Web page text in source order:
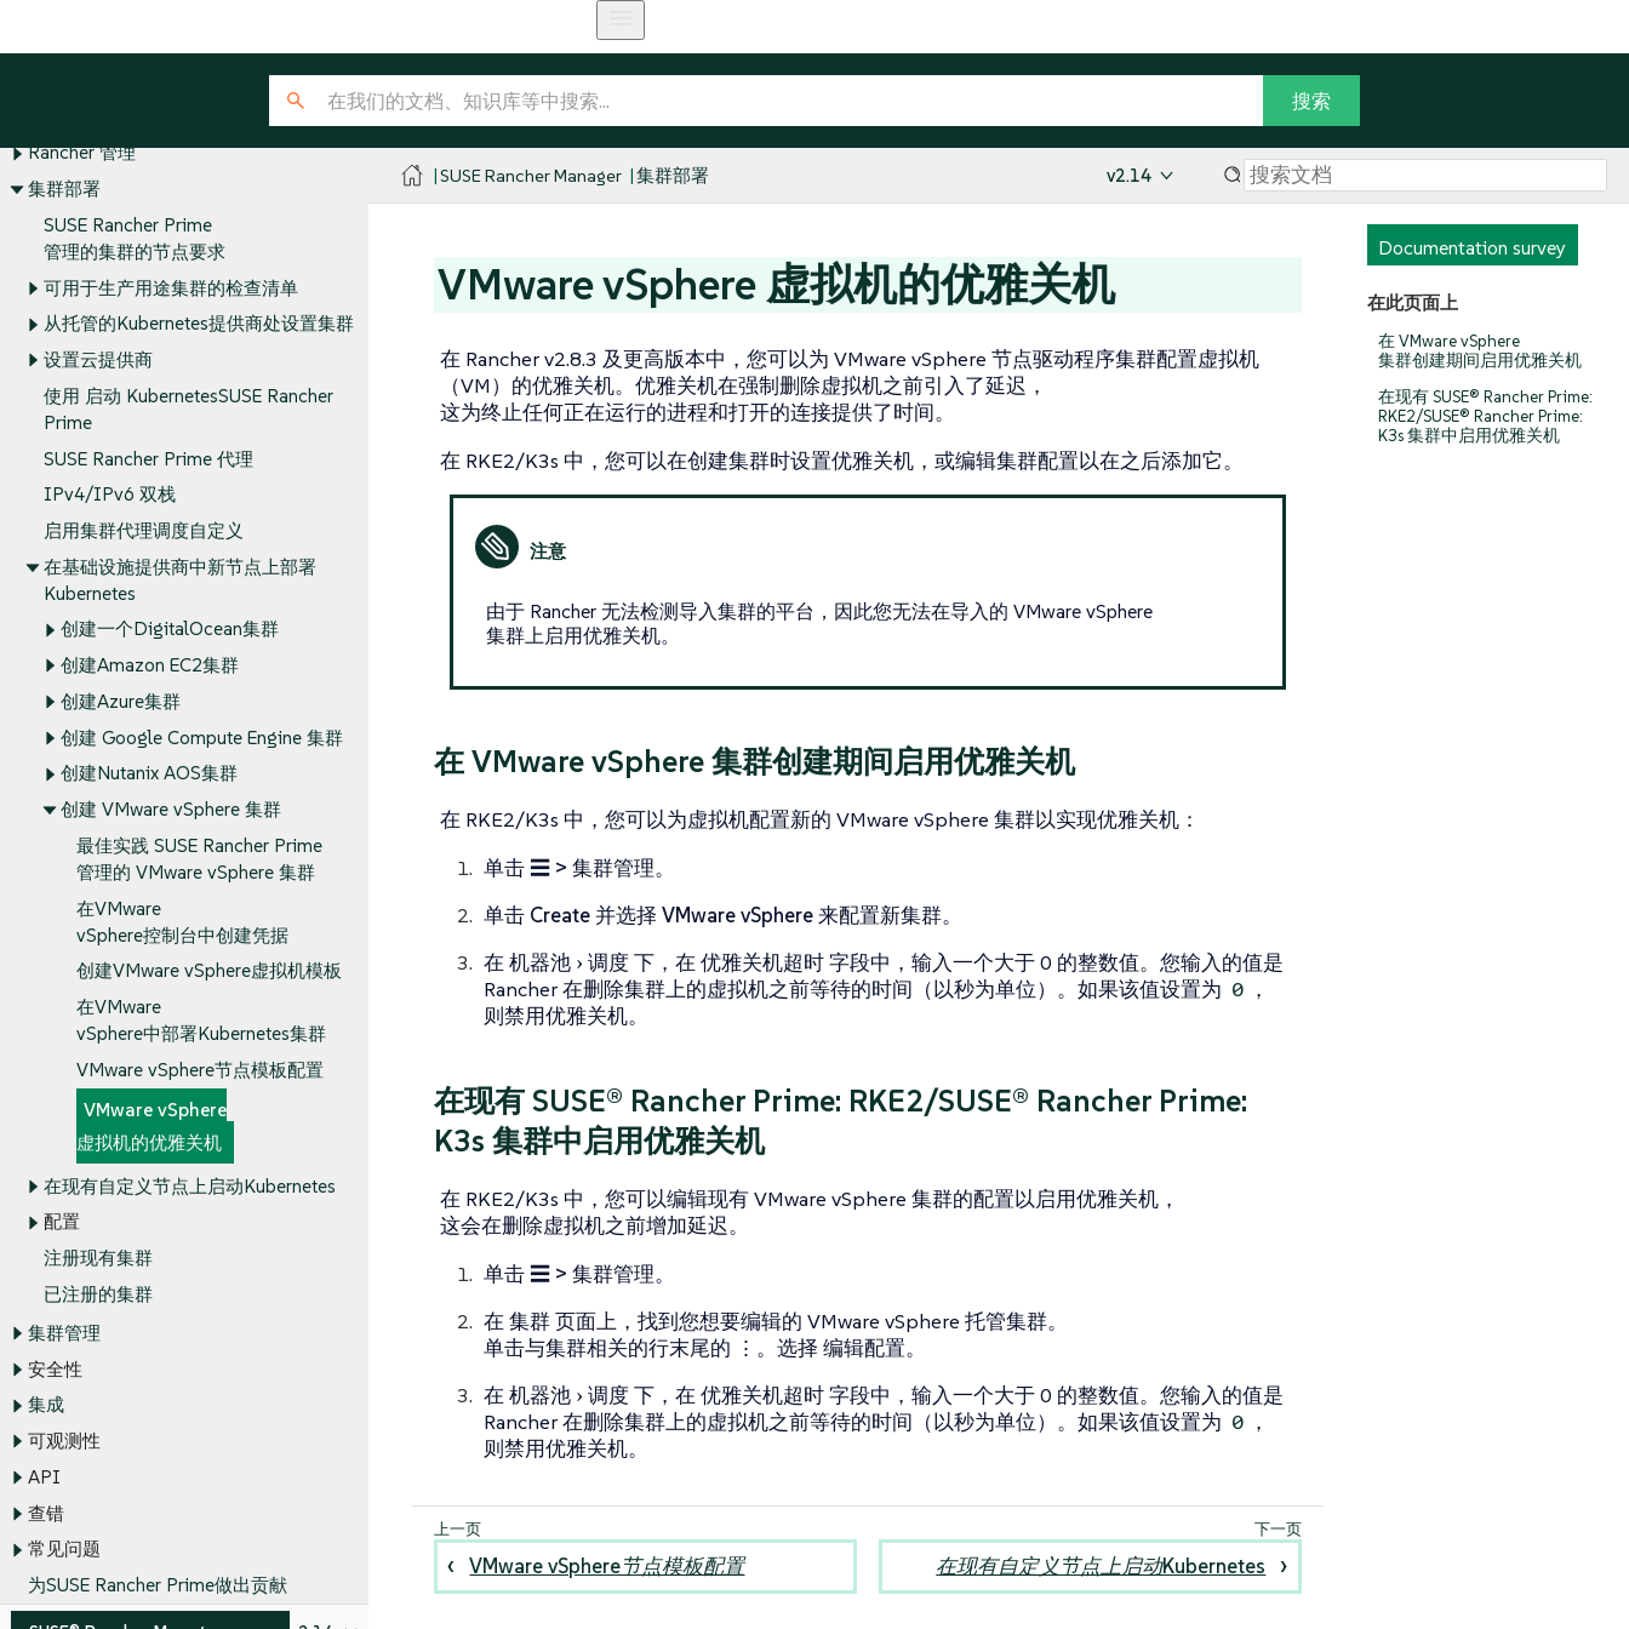
Rancher 管理
集群部署
SUSE Rancher Prime
管理的集群的节点要求
可用于生产用途集群的检查清单
从托管的Kubernetes提供商处设置集群
设置云提供商
使用 启动 KubernetesSUSE Rancher
Prime
SUSE Rancher Prime 代理
IPv4/IPv6 双栈
启用集群代理调度自定义
在基础设施提供商中新节点上部署
Kubernetes
创建一个DigitalOcean集群
创建Amazon EC2集群
创建Azure集群
创建 Google Compute Engine 集群
创建Nutanix AOS集群
创建 VMware vSphere 集群
最佳实践 SUSE Rancher Prime
管理的 VMware vSphere 集群
在VMware
vSphere控制台中创建凭据
创建VMware vSphere虚拟机模板
在VMware
vSphere中部署Kubernetes集群
VMware vSphere节点模板配置
VMware vSphere
虚拟机的优雅关机
在现有自定义节点上启动Kubernetes
配置
注册现有集群
已注册的集群
集群管理
安全性
集成
可观测性
API
查错
常见问题
为SUSE Rancher Prime做出贡献
SUSE Rancher Manager 集群部署 v2.14
Documentation survey
在此页面上
在 VMware vSphere
集群创建期间启用优雅关机
在现有 SUSE® Rancher Prime:
RKE2/SUSE® Rancher Prime:
K3s 集群中启用优雅关机
VMware vSphere 虚拟机的优雅关机
在 Rancher v2.8.3 及更高版本中，您可以为 VMware vSphere 节点驱动程序集群配置虚拟机
（VM）的优雅关机。优雅关机在强制删除虚拟机之前引入了延迟，
这为终止任何正在运行的进程和打开的连接提供了时间。
在 RKE2/K3s 中，您可以在创建集群时设置优雅关机，或编辑集群配置以在之后添加它。
由于 Rancher 无法检测导入集群的平台，因此您无法在导入的 VMware vSphere
集群上启用优雅关机。
在 VMware vSphere 集群创建期间启用优雅关机
在 RKE2/K3s 中，您可以为虚拟机配置新的 VMware vSphere 集群以实现优雅关机：
单击 ☰ > 集群管理。
单击 Create并选择 VMware vSphere来配置新集群。
在 机器池 调度下，在 优雅关机超时字段中，输入一个大于 0 的整数值。您输入的值是
Rancher 在删除集群上的虚拟机之前等待的时间（以秒为单位）。如果该值设置为 0 ，
则禁用优雅关机。
在现有 SUSE® Rancher Prime: RKE2/SUSE® Rancher Prime:
K3s 集群中启用优雅关机
在 RKE2/K3s 中，您可以编辑现有 VMware vSphere 集群的配置以启用优雅关机，
这会在删除虚拟机之前增加延迟。
单击 ☰ > 集群管理。
在 集群页面上，找到您想要编辑的 VMware vSphere 托管集群。
单击与集群相关的行末尾的 ⋮ 。选择 编辑配置。
在 机器池 调度下，在 优雅关机超时字段中，输入一个大于 0 的整数值。您输入的值是
Rancher 在删除集群上的虚拟机之前等待的时间（以秒为单位）。如果该值设置为 0 ，
则禁用优雅关机。
VMware vSphere节点模板配置 在现有自定义节点上启动Kubernetes